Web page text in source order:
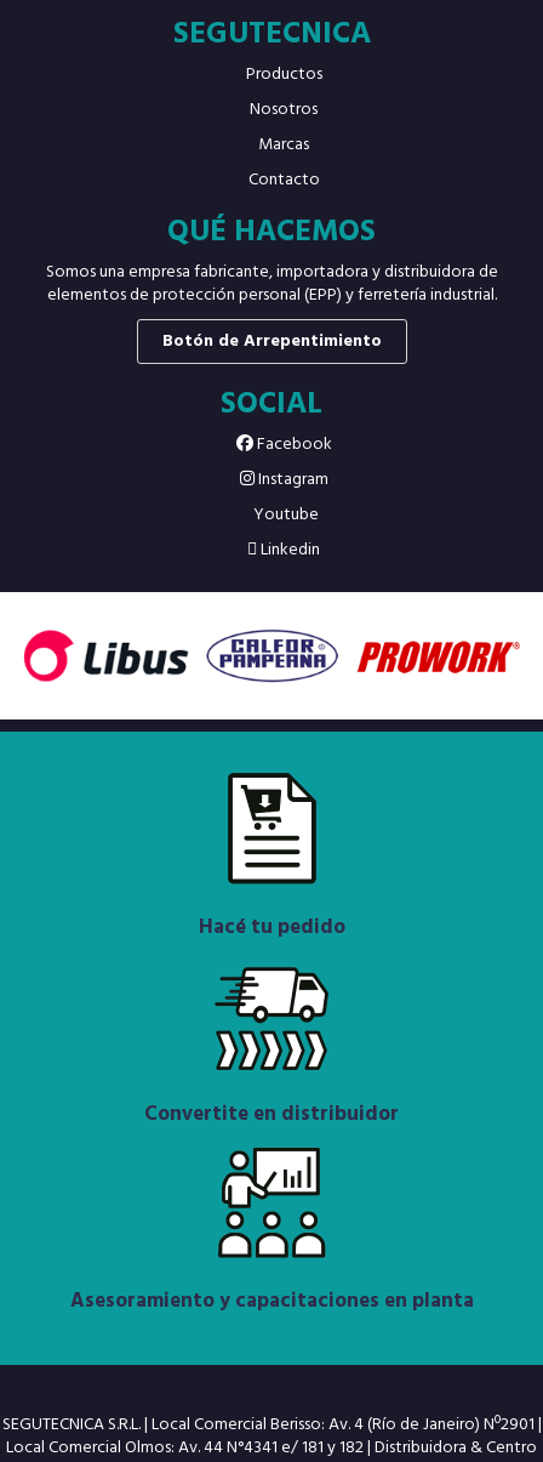
SEGUTECNICA
Productos
Nosotros
Marcas
Contacto
QUÉ HACEMOS
Somos una empresa fabricante, importadora y distribuidora de
elementos de protección personal (EPP) y ferretería industrial.
Botón de Arrepentimiento
SOCIAL
Facebook
Instagram
Youtube
Linkedin
Hacé tu pedido
Convertite en distribuidor
Asesoramiento y capacitaciones en planta
SEGUTECNICA S.R.L. | Local Comercial Berisso: Av. 4 (Río de Janeiro) Nº2901 |
Local Comercial Olmos: Av. 44 N°4341 e/ 181 y 182 | Distribuidora & Centro